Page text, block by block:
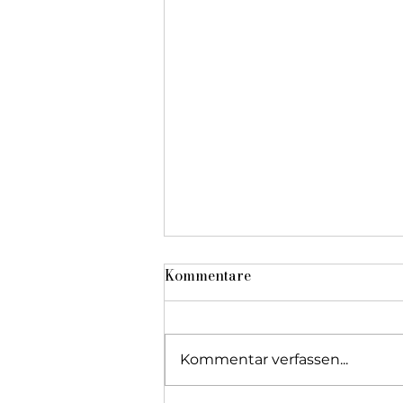
Kommentare
Kommentar verfassen...